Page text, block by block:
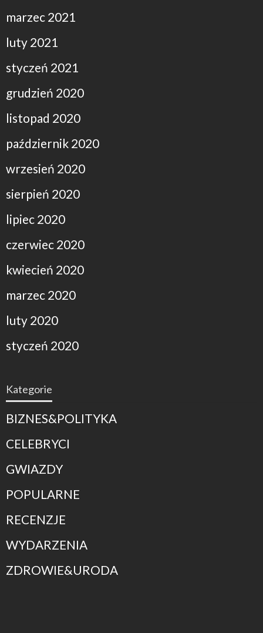
marzec 2021
luty 2021
styczeń 2021
grudzień 2020
listopad 2020
październik 2020
wrzesień 2020
sierpień 2020
lipiec 2020
czerwiec 2020
kwiecień 2020
marzec 2020
luty 2020
styczeń 2020
Kategorie
BIZNES&POLITYKA
CELEBRYCI
GWIAZDY
POPULARNE
RECENZJE
WYDARZENIA
ZDROWIE&URODA